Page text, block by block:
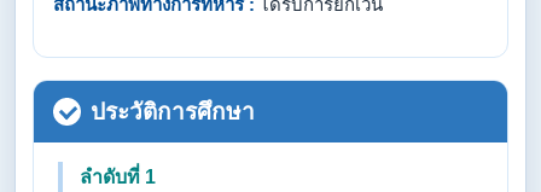
สถานะภาพทางการทหาร : ได้รับการยกเว้น
ประวัติการศึกษา
ลำดับที่ 1